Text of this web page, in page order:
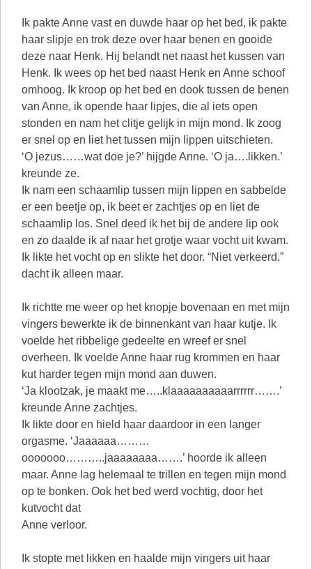
Ik pakte Anne vast en duwde haar op het bed, ik pakte
haar slipje en trok deze over haar benen en gooide
deze naar Henk. Hij belandt net naast het kussen van
Henk. Ik wees op het bed naast Henk en Anne schoof
omhoog. Ik kroop op het bed en dook tussen de benen
van Anne, ik opende haar lipjes, die al iets open
stonden en nam het clitje gelijk in mijn mond. Ik zoog
er snel op en liet het tussen mijn lippen uitschieten.
‘O jezus……wat doe je?’ hijgde Anne. ‘O ja….likken.’
kreunde ze.
Ik nam een schaamlip tussen mijn lippen en sabbelde
er een beetje op, ik beet er zachtjes op en liet de
schaamlip los. Snel deed ik het bij de andere lip ook
en zo daalde ik af naar het grotje waar vocht uit kwam.
Ik likte het vocht op en slikte het door. “Niet verkeerd.”
dacht ik alleen maar.
Ik richtte me weer op het knopje bovenaan en met mijn
vingers bewerkte ik de binnenkant van haar kutje. Ik
voelde het ribbelige gedeelte en wreef er snel
overheen. Ik voelde Anne haar rug krommen en haar
kut harder tegen mijn mond aan duwen.
‘Ja klootzak, je maakt me…..klaaaaaaaaaarrrrrr…….’
kreunde Anne zachtjes.
Ik likte door en hield haar daardoor in een langer
orgasme. ‘Jaaaaaa………
ooooooo………..jaaaaaaaa…….’ hoorde ik alleen
maar. Anne lag helemaal te trillen en tegen mijn mond
op te bonken. Ook het bed werd vochtig, door het
kutvocht dat
Anne verloor.
Ik stopte met likken en haalde mijn vingers uit haar